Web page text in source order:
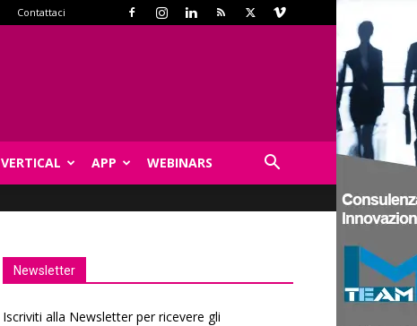
Contattaci
VERTICAL APP WEBINARS
Newsletter
Iscriviti alla Newsletter per ricevere gli